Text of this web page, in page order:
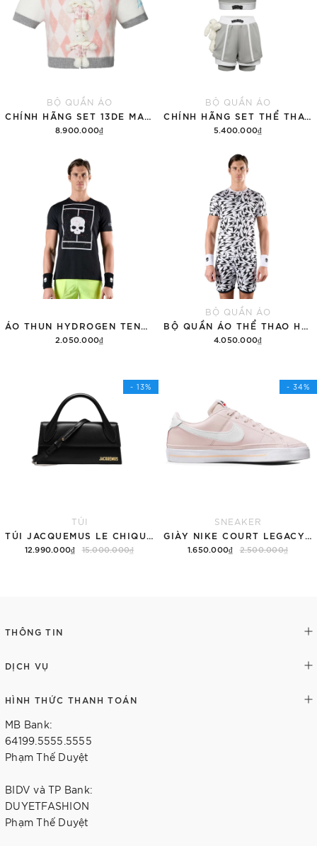
BỘ QUẦN ÁO
8.900.000₫
BỘ QUẦN ÁO
5.400.000₫
Thêm vào giỏ hàng
2.050.000₫
BỘ QUẦN ÁO
4.050.000₫
- 13%
TÚI
12.990.000₫ 15.000.000₫
- 34%
SNEAKER
1.650.000₫ 2.500.000₫
THÔNG TIN
DỊCH VỤ
HÌNH THỨC THANH TOÁN
MB Bank:
64199.5555.5555
Phạm Thế Duyệt
BIDV và TP Bank:
DUYETFASHION
Phạm Thế Duyệt